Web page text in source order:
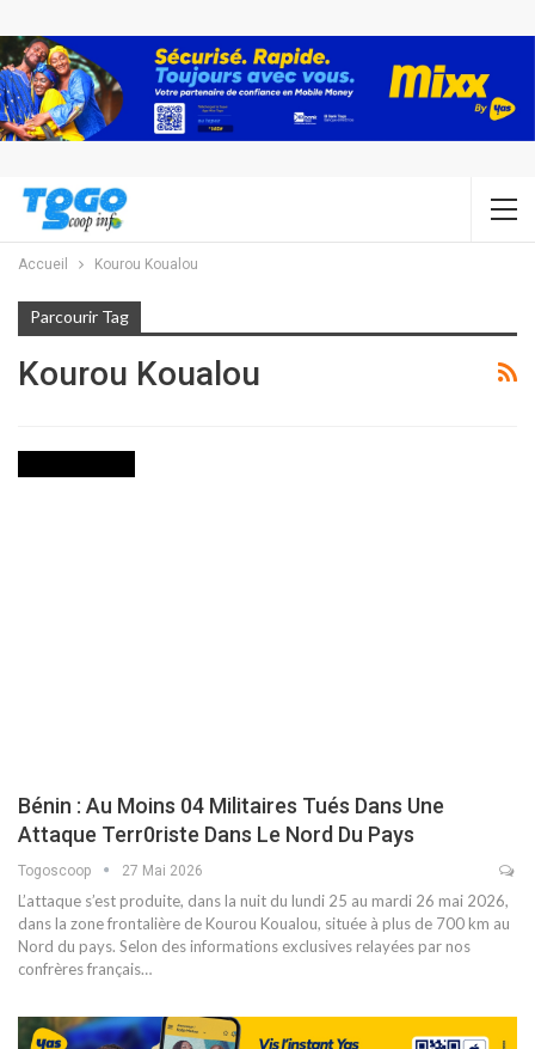
Accueil Kourou Koualou
Parcourir Tag
Kourou Koualou
Bénin : Au Moins 04 Militaires Tués Dans Une
Attaque Terr0riste Dans Le Nord Du Pays
Togoscoop 27 Mai 2026
L’attaque s’est produite, dans la nuit du lundi 25 au mardi 26 mai 2026,
dans la zone frontalière de Kourou Koualou, située à plus de 700 km au
Nord du pays. Selon des informations exclusives relayées par nos
confrères français…